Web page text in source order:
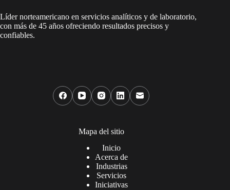
Líder norteamericano en servicios analíticos y de laboratorio,
con más de 45 años ofreciendo resultados precisos y
confiables.
Mapa del sitio
Inicio
Acerca de
Industrias
Servicios
Iniciativas